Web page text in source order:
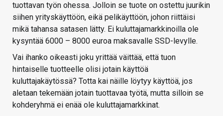
tuottavan työn ohessa. Jolloin se tuote on ostettu juurikin
siihen yrityskäyttöön, eikä pelikäyttöön, johon riittäisi
mikä tahansa satasen lätty. Ei kuluttajamarkkinoilla ole
kysyntää 6000 – 8000 euroa maksavalle SSD-levylle.
Vai ihanko oikeasti joku yrittää väittää, että tuon
hintaiselle tuotteelle olisi jotain käyttöä
kuluttajakäytössä? Totta kai näille löytyy käyttöä, jos
aletaan tekemään jotain tuottavaa työtä, mutta silloin se
kohderyhmä ei enää ole kuluttajamarkkinat.